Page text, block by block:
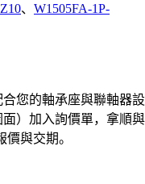
、 W1505FA-1P-
合您的軸承座與聯軸器設
）加入詢價單，拿順與
與交期。